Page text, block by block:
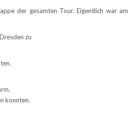
der gesamten Tour. Eigentlich war am
zu
konnten.